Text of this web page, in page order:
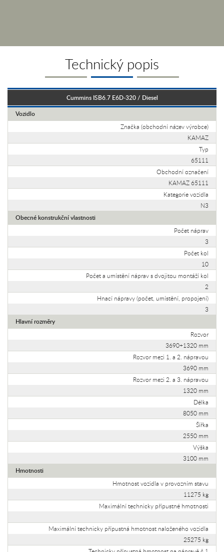
Technický popis
Cummins ISB6.7 E6D-320 / Diesel
Vozidlo
Značka (obchodní název výrobce)
KAMAZ
Typ
65111
Obchodní označení
KAMAZ 65111
Kategorie vozidla
N3
Obecné konstrukční vlastnosti
Počet náprav
3
Počet kol
10
Počet a umístění náprav s dvojitou montáží kol
2
Hnací nápravy (počet, umístění, propojení)
3
Hlavní rozměry
Rozvor
3690+1320 mm
Rozvor mezi 1. a 2. nápravou
3690 mm
Rozvor mezi 2. a 3. nápravou
1320 mm
Délka
8050 mm
Šířka
2550 mm
Výška
3100 mm
Hmotnosti
Hmotnost vozidla v provozním stavu
11275 kg
Maximální technicky přípustné hmotnosti
Maximální technicky přípustná hmotnost naloženého vozidla
25275 kg